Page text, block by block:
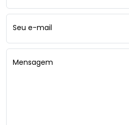
Seu e-mail
Mensagem